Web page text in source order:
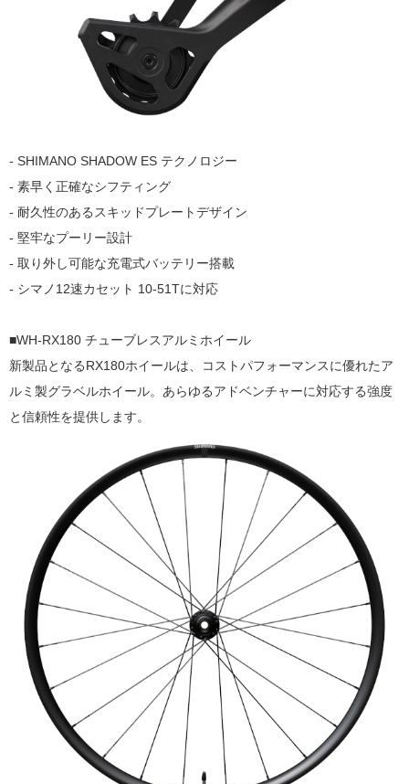
- SHIMANO SHADOW ES テクノロジー
- 素早く正確なシフティング
- 耐久性のあるスキッドプレートデザイン
- 堅牢なプーリー設計
- 取り外し可能な充電式バッテリー搭載
- シマノ12速カセット 10-51Tに対応
■WH-RX180 チューブレスアルミホイール
新製品となるRX180ホイールは、コストパフォーマンスに優れたア
ルミ製グラベルホイール。あらゆるアドベンチャーに対応する強度
と信頼性を提供します。